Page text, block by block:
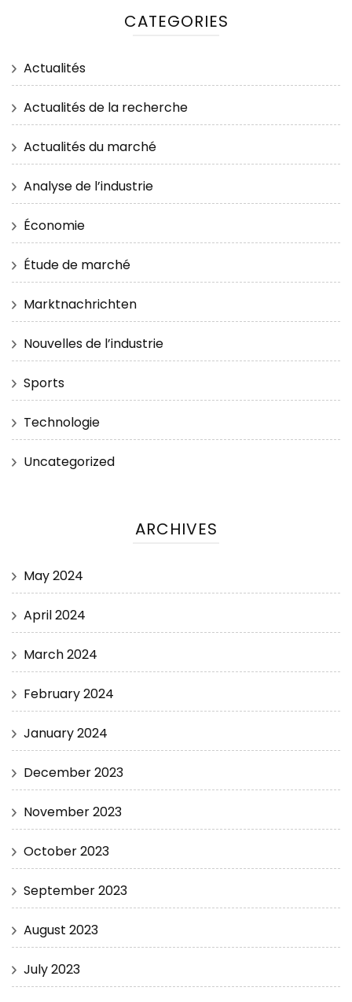
CATEGORIES
Actualités
Actualités de la recherche
Actualités du marché
Analyse de l’industrie
Économie
Étude de marché
Marktnachrichten
Nouvelles de l’industrie
Sports
Technologie
Uncategorized
ARCHIVES
May 2024
April 2024
March 2024
February 2024
January 2024
December 2023
November 2023
October 2023
September 2023
August 2023
July 2023